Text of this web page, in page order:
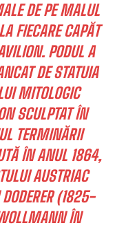
DE PE MALUL
FIECARE CAPĂT
PODUL A
DE STATUIA
MITOLOGIC
SCULPTAT ÎN
TERMINĂRII
ÎN ANUL 1864,
AUSTRIAC
(1825-
ÎN